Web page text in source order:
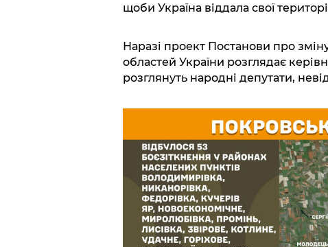
щоби Україна віддала свої
Наразі проект Постанови про
областей України розглядає
розглянуть народні депутати,